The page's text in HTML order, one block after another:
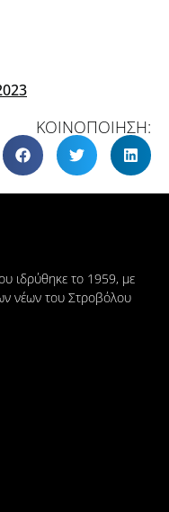
ΚΟΙΝΟΠΟΙΗΣΗ:
ιδρύθηκε το 1959, με
νέων του Στροβόλου